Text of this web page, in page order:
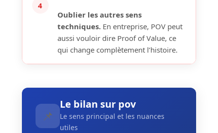
4
Oublier les autres sens
techniques.En entreprise, POV peut
aussi vouloir dire Proof of Value, ce
qui change complètement l’histoire.
📌
Le bilan sur pov
Le sens principal et les nuances
utiles